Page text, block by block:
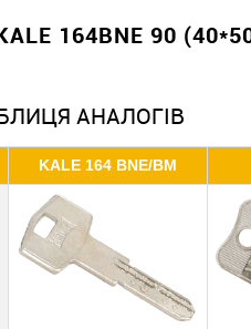
164BNE 90
АНАЛОГІВ
KALE 164 BNE/BM